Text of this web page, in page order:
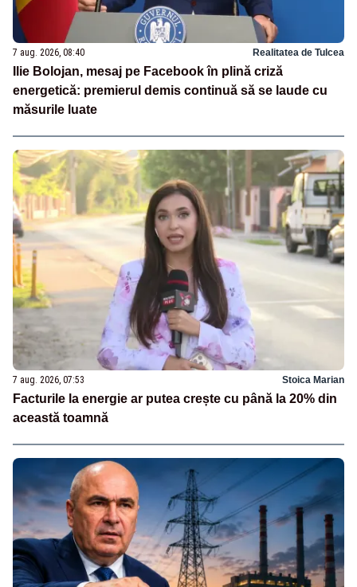
7 aug. 2026, 08:40 Realitatea de Tulcea
Ilie Bolojan, mesaj pe Facebook în plină criză
energetică: premierul demis continuă să se laude cu
măsurile luate
7 aug. 2026, 07:53 Stoica Marian
Facturile la energie ar putea crește cu până la 20% din
această toamnă